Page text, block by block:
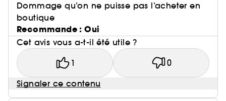
Dommage qu’on ne puisse pas l’acheter en
boutique
Recommande : Oui
Cet avis vous a-t-il été utile ?
1 0
Signaler ce contenu